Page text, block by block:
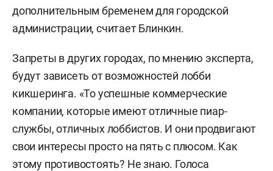
дополнительным бременем для городской
администрации, считает Блинкин.
Запреты в других городах, по мнению эксперта,
будут зависеть от возможностей лобби
кикшеринга. «То успешные коммерческие
компании, которые имеют отличные пиар-
службы, отличных лоббистов. И они продвигают
свои интересы просто на пять с плюсом. Как
этому противостоять? Не знаю. Голоса